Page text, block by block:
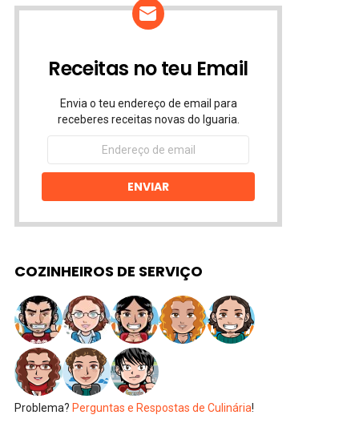
Receitas no teu Email
Envia o teu endereço de email para
receberes receitas novas do Iguaria.
Endereço
email
ENVIAR
COZINHEIROS DE SERVIÇO
Problema? Perguntas e Respostas de Culinária!